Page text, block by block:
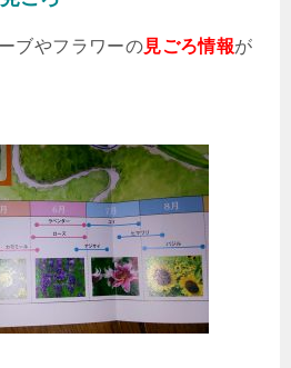
ブやフラワーの見ごろ情報が